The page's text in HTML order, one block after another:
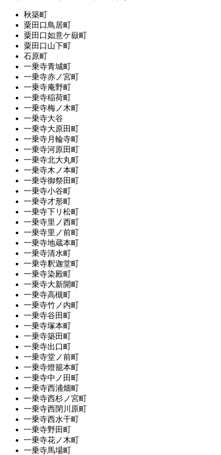
秋築町
粟田口鳥居町
粟田口如意ケ嶽町
粟田口山下町
石原町
一乗寺青城町
一乗寺赤ノ宮町
一乗寺庵野町
一乗寺稲荷町
一乗寺梅ノ木町
一乗寺大谷
一乗寺大原田町
一乗寺月輪寺町
一乗寺河原田町
一乗寺北大丸町
一乗寺木ノ本町
一乗寺御祭田町
一乗寺小谷町
一乗寺才形町
一乗寺下リ松町
一乗寺里ノ西町
一乗寺里ノ前町
一乗寺地蔵本町
一乗寺清水町
一乗寺釈迦堂町
一乗寺染殿町
一乗寺大新開町
一乗寺高槻町
一乗寺竹ノ内町
一乗寺谷田町
一乗寺塚本町
一乗寺築田町
一乗寺出口町
一乗寺堂ノ前町
一乗寺燈籠本町
一乗寺中ノ田町
一乗寺西浦畑町
一乗寺西杉ノ宮町
一乗寺西閉川原町
一乗寺西水干町
一乗寺野田町
一乗寺花ノ木町
一乗寺馬場町